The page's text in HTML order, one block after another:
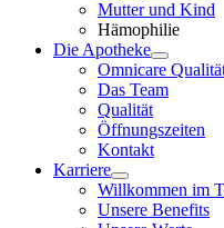
Mutter und Kind
Hämophilie
Die Apotheke
Omnicare
Das Team
Qualität
Öffnungszeiten
Kontakt
Karriere
Willkommen im
Unsere Benefits